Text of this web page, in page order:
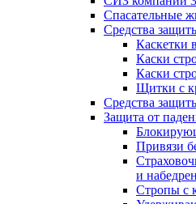
Спасательные
Средства
Каскетки
Каски
Каски
Щитки с
Средства
Защита от
Привязи
и
Стропы с